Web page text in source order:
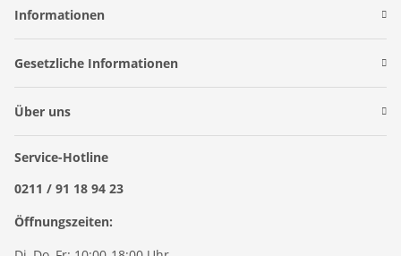
Informationen
Gesetzliche Informationen
Über uns
Service-Hotline
0211 / 91 18 94 23
Öffnungszeiten: